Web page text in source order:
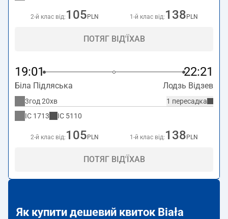
2-й клас від: 105 PLN 1-й клас від: 138 PLN
ПОТЯГ ВІД'ЇХАВ
19:01 22:21
Біла Підляська Лодзь Відзев
1 пересадка
3год 20хв
IC 1713 IC 5110
2-й клас від: 105 PLN 1-й клас від: 138 PLN
ПОТЯГ ВІД'ЇХАВ
Як купити дешевий квиток Biała